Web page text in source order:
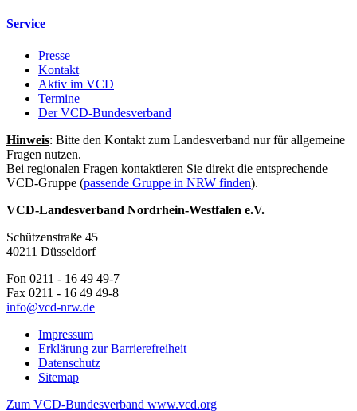
Service
Presse
Kontakt
Aktiv im VCD
Termine
Der VCD-Bundesverband
Hinweis: Bitte den Kontakt zum Landesverband nur für allgemeine
Fragen nutzen.
Bei regionalen Fragen kontaktieren Sie direkt die entsprechende
VCD-Gruppe (passende Gruppe in NRW finden).
VCD-Landesverband Nordrhein-Westfalen e.V.
Schützenstraße 45
40211 Düsseldorf
Fon 0211 - 16 49 49-7
Fax 0211 - 16 49 49-8
info@vcd-nrw.de
Impressum
Erklärung zur Barrierefreiheit
Datenschutz
Sitemap
Zum VCD-Bundesverband www.vcd.org